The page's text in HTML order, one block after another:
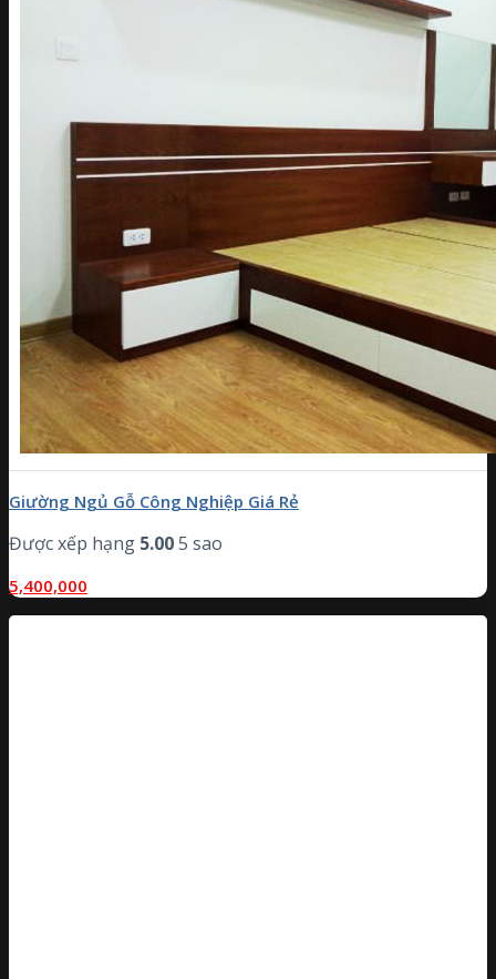
Giường Ngủ Gỗ Công Nghiệp Giá Rẻ
Được xếp hạng 5.005 sao
5,400,000